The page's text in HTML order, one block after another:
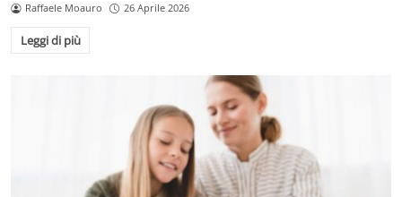
Raffaele Moauro 26 Aprile 2026
Leggi di più